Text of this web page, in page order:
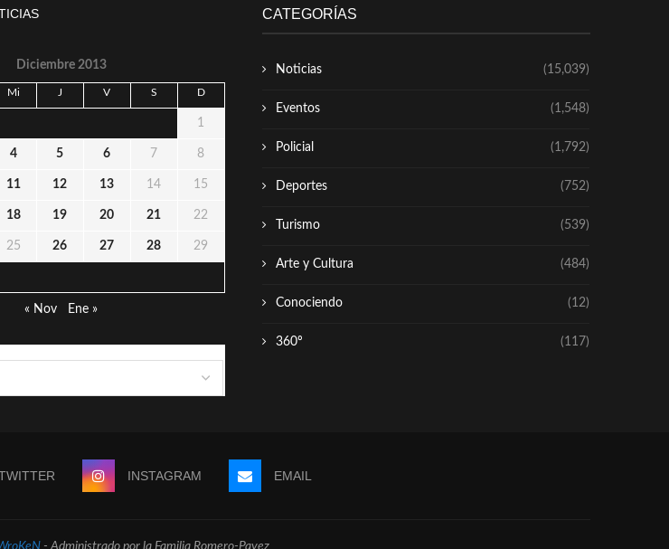
Diciembre 2013
Mi J V S D
1
4 5 6 7 8
11 12 13 14 15
18 19 20 21 22
25 26 27 28 29
« Nov Ene »
CATEGORÍAS
Noticias (15,039)
Eventos (1,548)
Policial (1,792)
Deportes (752)
Turismo (539)
Arte y Cultura (484)
Conociendo (12)
360º (117)
INSTAGRAM EMAIL
- Administrado por la Familia Romero-Pavez